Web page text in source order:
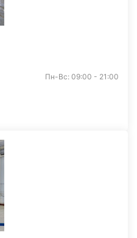
Пн-Вс: 09:00 - 21:00